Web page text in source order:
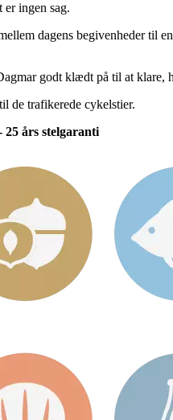
ingen sag.
dagens begivenheder til
godt klædt på til at klare,
de trafikerede cykelstier.
25 års stelgaranti